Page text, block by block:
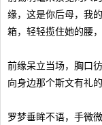
缘，这是你后母，我
箱，轻轻揽住她的腰
前缘呆立当场，胸口
向身边那个斯文有礼
罗梦垂眸不语，手微